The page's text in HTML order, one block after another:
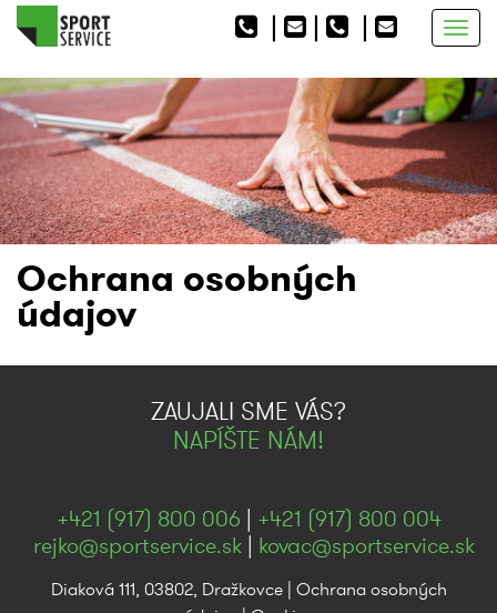
| | |
Ochrana osobných
údajov
ZAUJALI SME VÁS?
NAPÍŠTE NÁM!
+421 (917) 800 006 | +421 (917) 800 004
rejko@sportservice.sk | kovac@sportservice.sk
Diaková 111, 03802, Dražkovce | Ochrana osobných